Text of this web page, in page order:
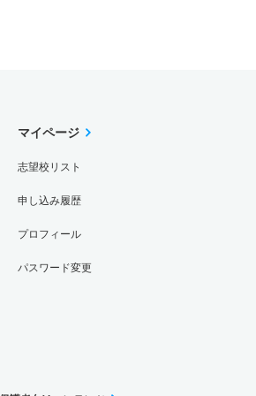
マイページ
志望校リスト
申し込み履歴
プロフィール
パスワード変更